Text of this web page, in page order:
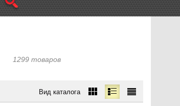
1299 товаров
Вид каталога